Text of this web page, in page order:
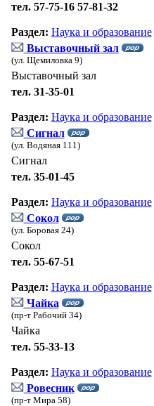
тел. 57-75-16 57-81-32
Раздел: Наука и образование
Выставочный зал
(ул. Щемиловка 9)
Выставочный зал
тел. 31-35-01
Раздел: Наука и образование
Сигнал
(ул. Водяная 111)
Сигнал
тел. 35-01-45
Раздел: Наука и образование
Сокол
(ул. Боровая 24)
Сокол
тел. 55-67-51
Раздел: Наука и образование
Чайка
(пр-т Рабочий 34)
Чайка
тел. 55-33-13
Раздел: Наука и образование
Ровесник
(пр-т Мира 58)